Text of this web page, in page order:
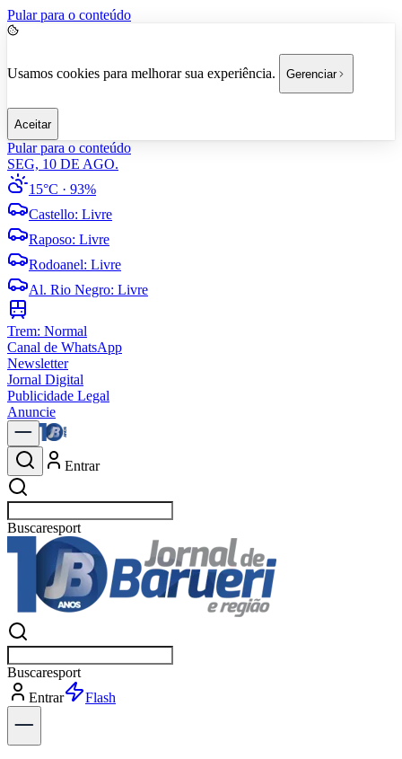
Pular para o conteúdo
Usamos cookies para melhorar sua experiência. Gerenciar
Aceitar
Pular para o conteúdo
SEG, 10 DE AGO.
15°C · 93%
Castello: Livre
Raposo: Livre
Rodoanel: Livre
Al. Rio Negro: Livre
Trem: Normal
Canal de WhatsApp
Newsletter
Jornal Digital
Publicidade Legal
Anuncie
Entrar
Buscarpolítica
Buscarpolítica
Entrar
Explorar